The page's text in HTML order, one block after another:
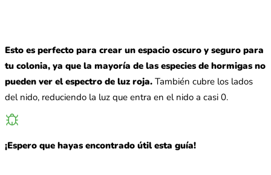
Esto es perfecto para crear un espacio oscuro y seguro para
tu colonia, ya que la mayoría de las especies de hormigas no
pueden ver el espectro de luz roja. También cubre los lados
del nido, reduciendo la luz que entra en el nido a casi 0.
¡Espero que hayas encontrado útil esta guía!